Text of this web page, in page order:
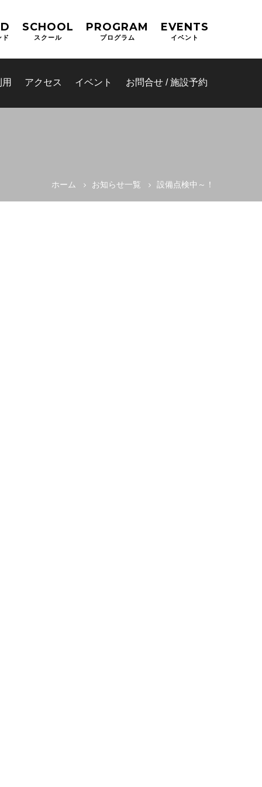
ド
SCHOOL
スクール
PROGRAM
プログラム
EVENTS
イベント
アクセス イベント お問合せ / 施設予約
ム(OPAS)
ホーム お知らせ一覧 設備点検中～！